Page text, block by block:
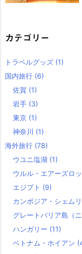
カテゴリー
トラベルグッズ (1)
国内旅行 (6)
佐賀 (1)
岩手 (3)
東京 (1)
神奈川 (1)
海外旅行 (78)
ウユニ塩湖 (1)
ウルル・エアーズロ
エジプト (9)
カンボジア・シェム
グレートバリア島（
ハンガリー (11)
ベトナム・ホイアン